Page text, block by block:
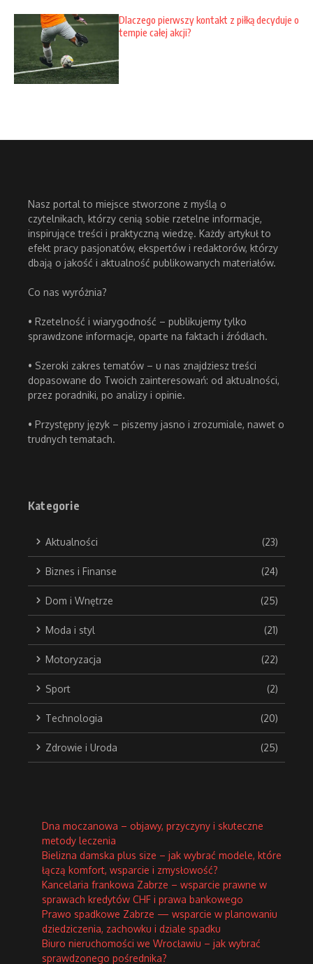
Dlaczego pierwszy kontakt z piłką decyduje o
tempie całej akcji?
Nasz portal to miejsce stworzone z myślą o
czytelnikach, którzy cenią sobie rzetelne informacje,
inspirujące treści i praktyczną wiedzę. Każdy artykuł to
efekt pracy pasjonatów, ekspertów i redaktorów, którzy
dbają o jakość i aktualność publikowanych materiałów.
Co nas wyróżnia?
• Rzetelność i wiarygodność – publikujemy tylko
sprawdzone informacje, oparte na faktach i źródłach.
• Szeroki zakres tematów – u nas znajdziesz treści
dopasowane do Twoich zainteresowań: od aktualności,
przez poradniki, po analizy i opinie.
• Przystępny język – piszemy jasno i zrozumiale, nawet o
trudnych tematach.
Kategorie
Aktualności (23)
Biznes i Finanse (24)
Dom i Wnętrze (25)
Moda i styl (21)
Motoryzacja (22)
Sport (2)
Technologia (20)
Zdrowie i Uroda (25)
Dna moczanowa – objawy, przyczyny i skuteczne
metody leczenia
Bielizna damska plus size – jak wybrać modele, które
łączą komfort, wsparcie i zmysłowość?
Kancelaria frankowa Zabrze – wsparcie prawne w
sprawach kredytów CHF i prawa bankowego
Prawo spadkowe Zabrze — wsparcie w planowaniu
dziedziczenia, zachowku i dziale spadku
Biuro nieruchomości we Wrocławiu – jak wybrać
sprawdzonego pośrednika?